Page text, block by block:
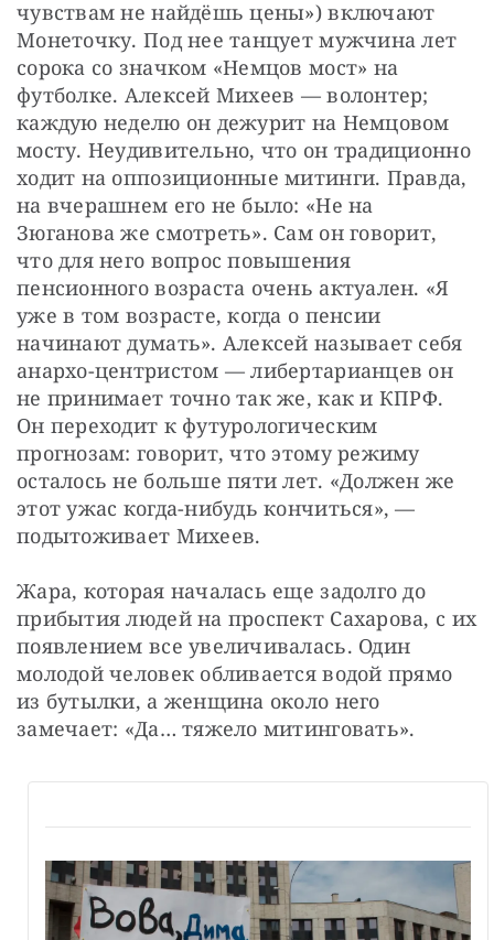
чувствам не найдёшь цены») включают
Монеточку. Под нее танцует мужчина лет
сорока со значком «Немцов мост» на
футболке. Алексей Михеев — волонтер;
каждую неделю он дежурит на Немцовом
мосту. Неудивительно, что он традиционно
ходит на оппозиционные митинги. Правда,
на вчерашнем его не было: «Не на
Зюганова же смотреть». Сам он говорит,
что для него вопрос повышения
пенсионного возраста очень актуален. «Я
уже в том возрасте, когда о пенсии
начинают думать». Алексей называет себя
анархо-центристом — либертарианцев он
не принимает точно так же, как и КПРФ.
Он переходит к футурологическим
прогнозам: говорит, что этому режиму
осталось не больше пяти лет. «Должен же
этот ужас когда-нибудь кончиться», —
подытоживает Михеев.
Жара, которая началась еще задолго до
прибытия людей на проспект Сахарова, с их
появлением все увеличивалась. Один
молодой человек обливается водой прямо
из бутылки, а женщина около него
замечает: «Да… тяжело митинговать».